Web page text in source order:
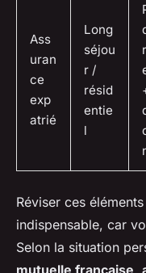
Ass
uran
ce
exp
atrié
Long
séjou
r /
résid
entie
l
Réviser ces
indispensable, car
Selon la situation
mutuelle française,